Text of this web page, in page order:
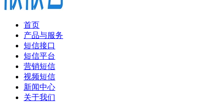
首页
产品与服务
短信接口
短信平台
营销短信
视频短信
新闻中心
关于我们